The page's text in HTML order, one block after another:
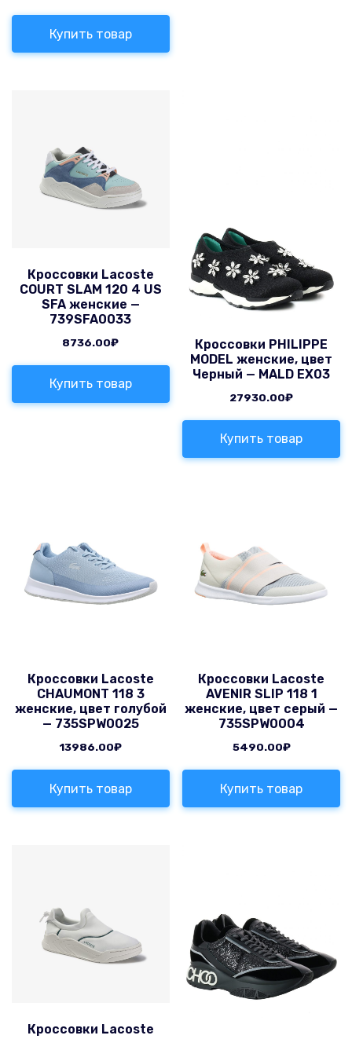
Купить товар
Кроссовки Lacoste
COURT SLAM 120 4 US
SFA женские —
739SFA0033
8736.00₽
Купить товар
Кроссовки PHILIPPE
MODEL женские, цвет
Черный — MALD EX03
27930.00₽
Купить товар
Кроссовки Lacoste
CHAUMONT 118 3
женские, цвет голубой
— 735SPW0025
13986.00₽
Купить товар
Кроссовки Lacoste
AVENIR SLIP 118 1
женские, цвет серый —
735SPW0004
5490.00₽
Купить товар
Кроссовки Lacoste